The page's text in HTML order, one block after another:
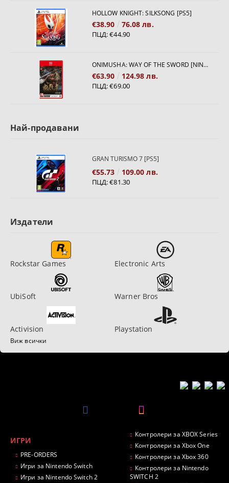
HOLLOW KNIGHT: SILKSONG [PS5]
€38.90 76.08 лв.
ПЦД:€44.90
ONIMUSHA: WAY OF THE SWORD [NINTENDO SWITCH 2]
€63.90 124.98 лв.
ПЦД:€69.00
Най-продавани
GRAN TURISMO 7 [PS5]
€55.73 109.00 лв.
ПЦД:€81.30
Издатели
Rockstar Games Electronic Arts
UbiSoft Warner Bros
Activision Playstation
Виж всички
ИГРИ
PRE-ORDERS
Игри за Nintendo Switch
Игри за Nintendo Switch 2
Контролери за XBOX Series
Контролери за Xbox One
Контролери за Xbox 360
Контролери за Nintendo
SWITCH 2